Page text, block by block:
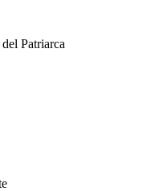
Patriarca